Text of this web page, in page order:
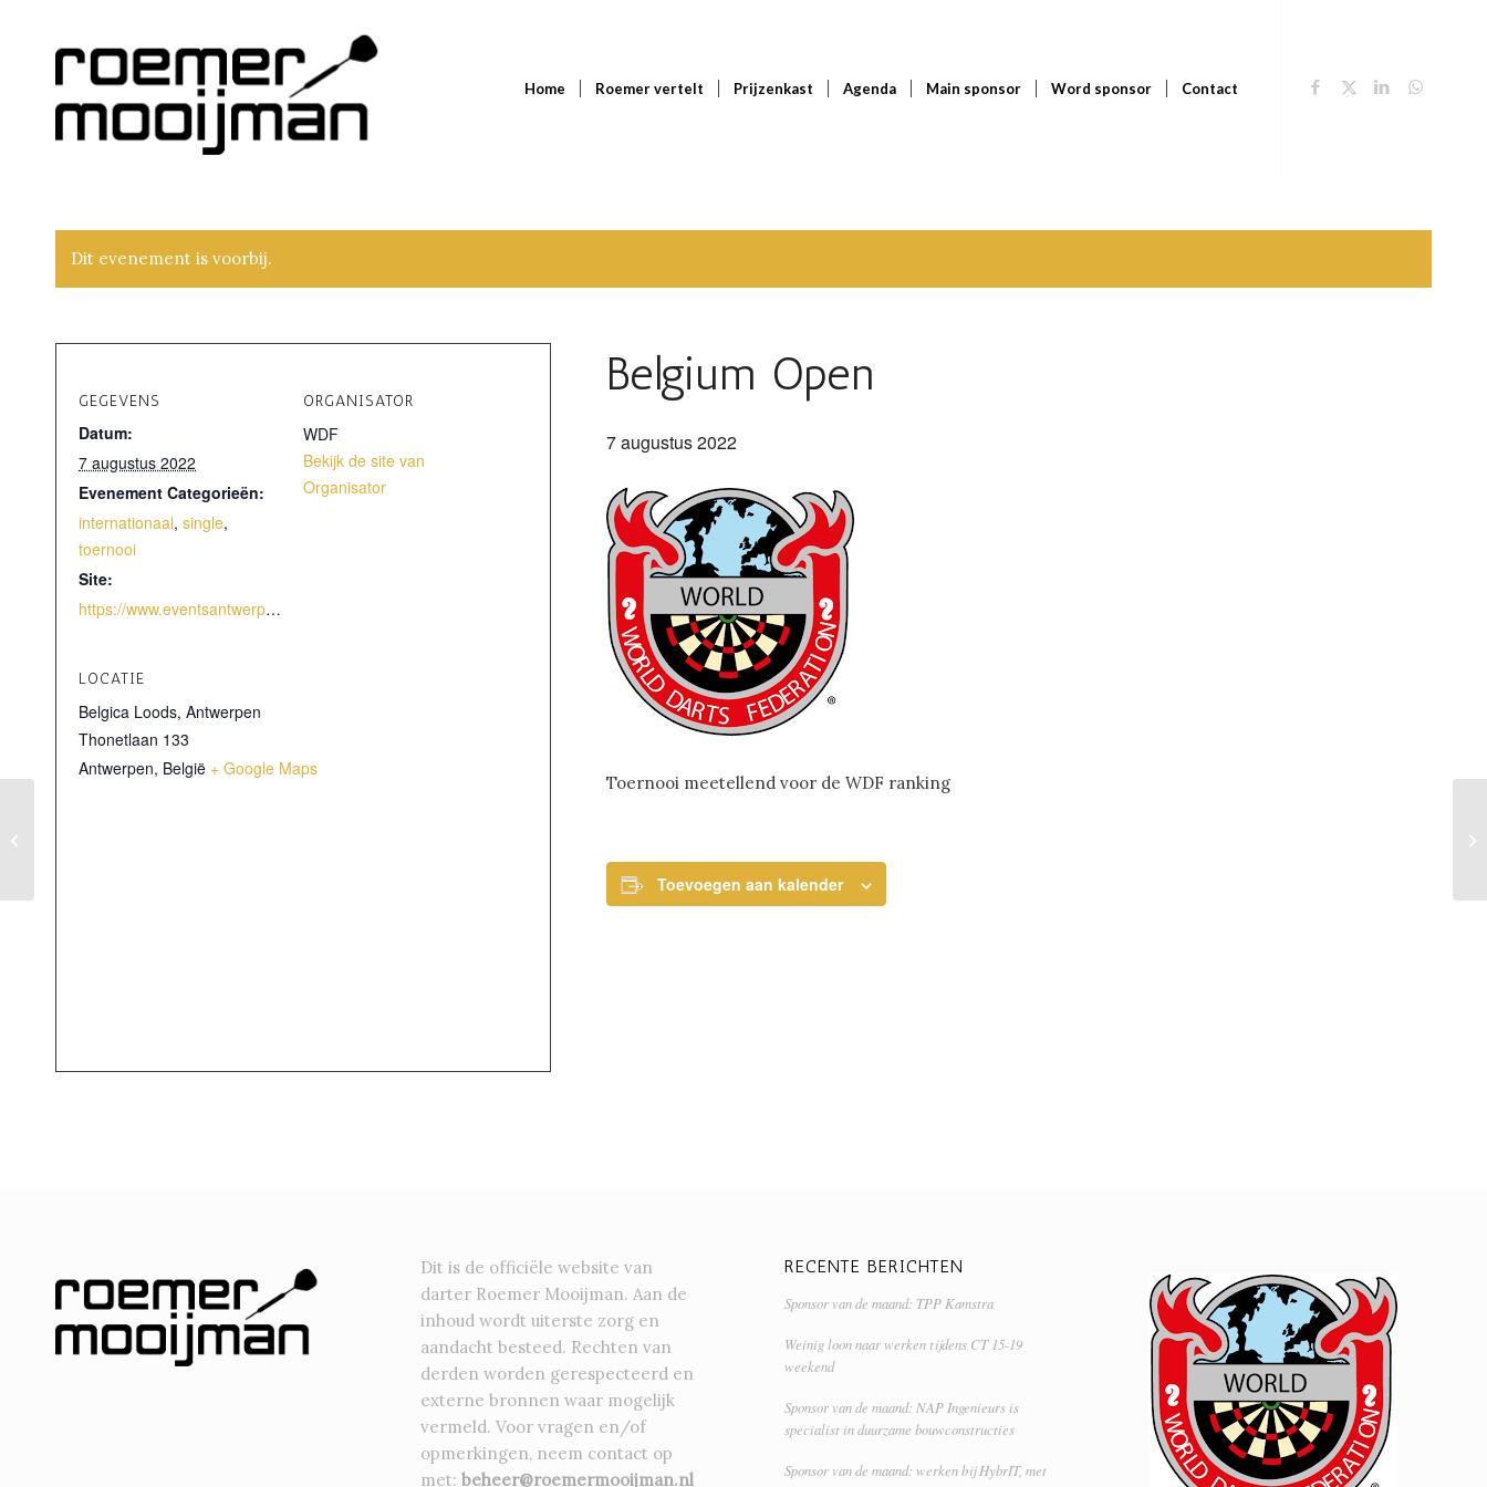
Home Roemer vertelt Prijzenkast Agenda Main sponsor Word sponsor Contact
Dit evenement is voorbij.
Belgium Open
7 augustus 2022
Toernooi meetellend voor de WDF ranking
Toevoegen aan kalender
GEGEVENS
Datum:
7 augustus 2022
Evenement Categorieën:
internationaal, single,
toernooi
Site:
https://www.eventsantwerpopen.com/en/
ORGANISATOR
WDF
Bekijk de site van
Organisator
LOCATIE
Belgica Loods, Antwerpen
Thonetlaan 133
Antwerpen, België + Google Maps
Dit is de officiële website van
darter Roemer Mooijman. Aan de
inhoud wordt uiterste zorg en
aandacht besteed. Rechten van
derden worden gerespecteerd en
externe bronnen waar mogelijk
vermeld. Voor vragen en/of
opmerkingen, neem contact op
met: beheer@roemermooijman.nl
RECENTE BERICHTEN
Sponsor van de maand: TPP Kamstra
Weinig loon naar werken tijdens CT 15-19
weekend
Sponsor van de maand: NAP Ingenieurs is
specialist in duurzame bouwconstructies
Sponsor van de maand: werken bij HybrIT, met